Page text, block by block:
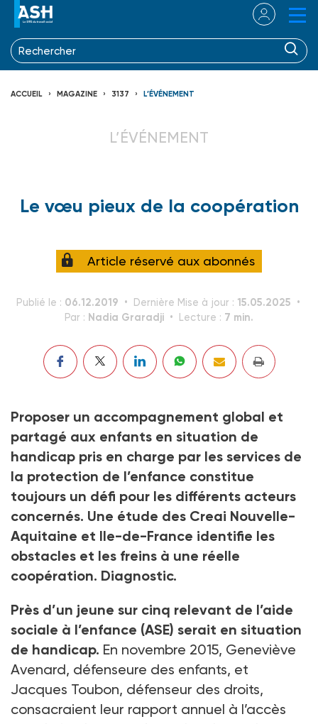
ACCUEIL MAGAZINE 3137 L’ÉVÉNEMENT
L’ÉVÉNEMENT
Le vœu pieux de la coopération
Article réservé aux abonnés
Publié le : 06.12.2019 Dernière Mise à jour : 15.05.2025
Par : Nadia Graradji Lecture : 7 min.
Proposer un accompagnement global et
partagé aux enfants en situation de
handicap pris en charge par les services de
la protection de l’enfance constitue
toujours un défi pour les différents acteurs
concernés. Une étude des Creai Nouvelle-
Aquitaine et Ile-de-France identifie les
obstacles et les freins à une réelle
coopération. Diagnostic.
Près d’un jeune sur cinq relevant de l’aide
sociale à l’enfance (ASE) serait en situation
de handicap. En novembre 2015, Geneviève
Avenard, défenseure des enfants, et
Jacques Toubon, défenseur des droits,
consacraient leur rapport annuel à l’accès